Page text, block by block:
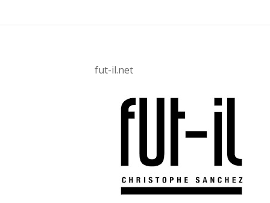
fut-il.net